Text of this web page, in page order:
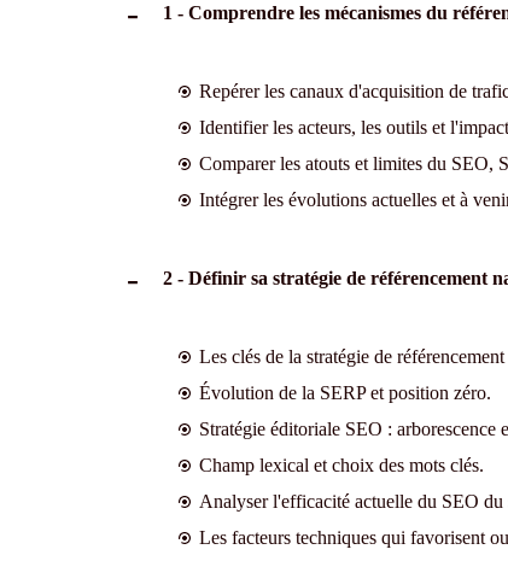
1 - Comprendre les mécanismes du
Repérer les canaux d'acquisition de
Identifier les acteurs, les outils et
Comparer les atouts et limites du SEO,
Intégrer les évolutions actuelles et à
2 - Définir sa stratégie de référencement
Les clés de la stratégie de
Évolution de la SERP et position zéro.
Stratégie éditoriale SEO : arborescence
Champ lexical et choix des mots clés.
Analyser l'efficacité actuelle du SEO du
Les facteurs techniques qui favorisent